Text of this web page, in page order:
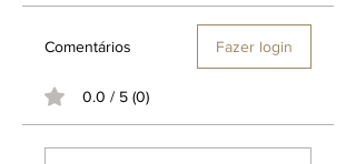
Comentários Fazer login
0.0 / 5 (0)